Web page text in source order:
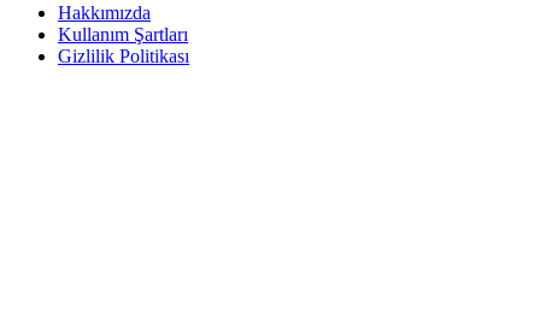
Hakkımızda
Kullanım Şartları
Gizlilik Politikası